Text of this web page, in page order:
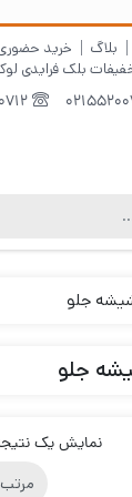
بلاگ خرید
بلک فرایدی
شیشه جلو
جلو
نمایش یک